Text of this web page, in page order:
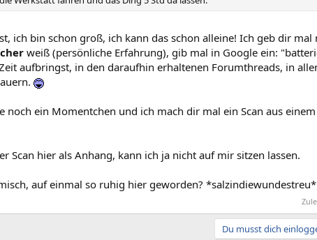
ich bin schon groß, ich kann das schon alleine! Ich geb dir mal
weiß (persönliche Erfahrung), gib mal in Google ein:
aufbringst, in den daraufhin erhaltenen Forumthreads, in
noch ein Momentchen und ich mach dir mal ein Scan aus einem
Scan hier als Anhang, kann ich ja nicht auf mir sitzen lassen.
auf einmal so ruhig hier geworden? *salzindiewundestreu*
Du musst dich